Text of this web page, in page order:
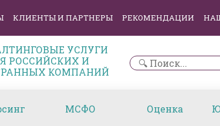
КЛИЕНТЫ И ПАРТНЕРЫ РЕКОМЕНДАЦИИ
УСЛУГИ
РОССИЙСКИХ И
КОМПАНИЙ
МСФО Оценка